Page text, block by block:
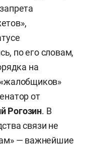
по его словам,
на
от
Рогозин. В
связи не
— важнейшие